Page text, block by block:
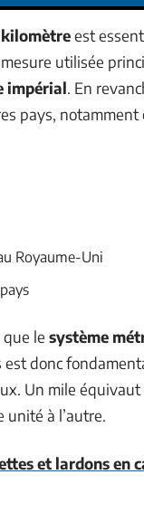
kilomètreest
utilisée
impérial. En
pays, notamment
Royaume-Uni
le système
donc
Un mile équivaut
unité à l’autre.
et lardons en